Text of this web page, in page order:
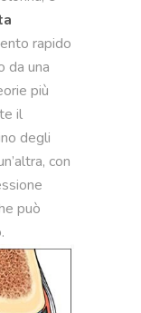
rapido
da una
più
il
degli
con
può